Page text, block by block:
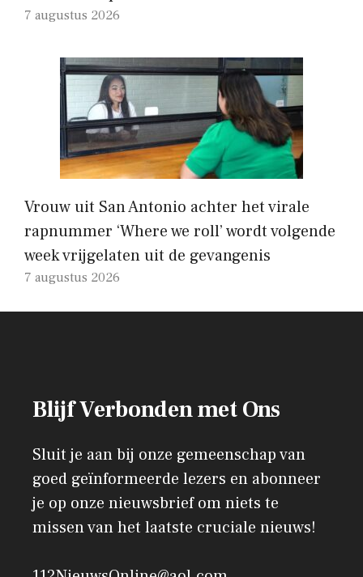
7 augustus 2026
Vrouw uit San Antonio achter het virale
rapnummer ‘Where we roll’ wordt volgende
week vrijgelaten uit de gevangenis
7 augustus 2026
Blijf Verbonden met Ons
Sluit je aan bij onze gemeenschap van
goed geïnformeerde lezers en abonneer
je op onze nieuwsbrief om niets te
missen van het laatste cruciale nieuws!